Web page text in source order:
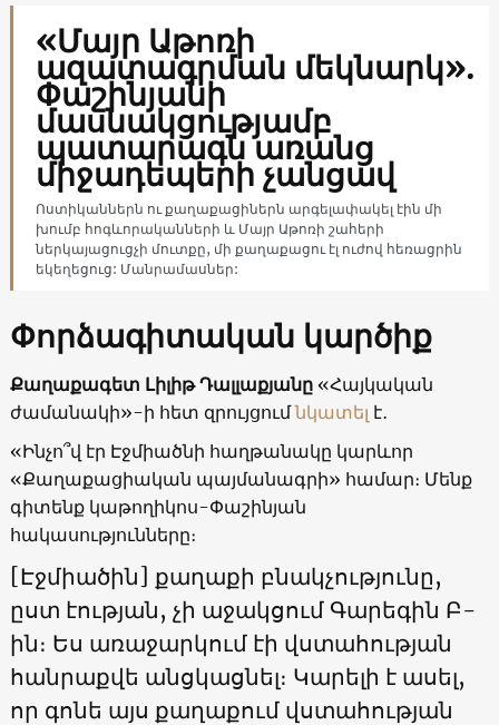
«Մայր Աթոռի
ազատագրման մեկնարկ».
Փաշինյանի
մասնակցությամբ
պատարագն առանց
միջադեպերի չանցավ
Ոստիկաններն ու քաղաքացիներն արգելափակել էին մի
խումբ հոգևորականների և Մայր Աթոռի շահերի
ներկայացուցչի մուտքը, մի քաղաքացու էլ ուժով հեռացրին
եկեղեցուց: Մանրամասներ:
Փորձագիտական կարծիք
Քաղաքագետ Լիլիթ Դալլաքյանը«Հայկական
ժամանակի»-ի հետ զրույցումնկատել է․
«Ինչո՞վ էր Էջմիածնի հաղթանակը կարևոր
«Քաղաքացիական պայմանագրի» համար։ Մենք
գիտենք կաթողիկոս-Փաշինյան
հակասությունները։
[Էջմիածին] քաղաքի բնակչությունը,
ըստ էության, չի աջակցում Գարեգին Բ-
ին։ Ես առաջարկում էի վստահության
հանրաքվե անցկացնել։ Կարելի է ասել,
որ գոնե այս քաղաքում վստահության